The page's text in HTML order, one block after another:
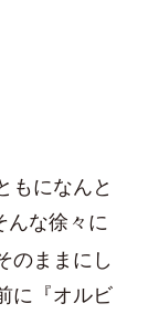
もになんと
な徐々に
のままにし
に『オルビ